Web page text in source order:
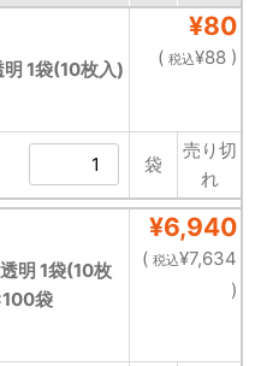
1袋(10枚入)
¥80
( 税込¥88 )
袋
売り切
れ
明 1袋(10枚
袋
¥6,940
( 税込¥7,634
)